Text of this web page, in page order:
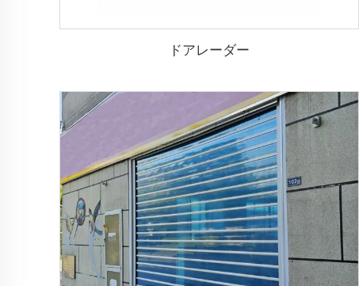
ドアレーダー